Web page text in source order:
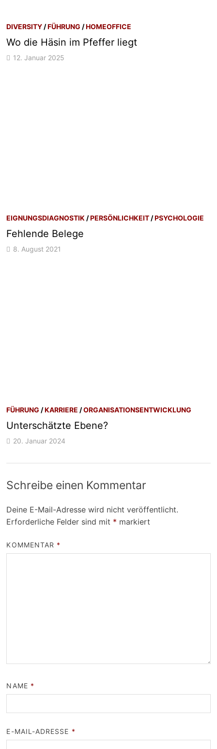
DIVERSITY /FÜHRUNG /HOMEOFFICE
Wo die Häsin im Pfeffer liegt
12. Januar 2025
EIGNUNGSDIAGNOSTIK /PERSÖNLICHKEIT /PSYCHOLOGIE
Fehlende Belege
8. August 2021
FÜHRUNG /KARRIERE /ORGANISATIONSENTWICKLUNG
Unterschätzte Ebene?
20. Januar 2024
Schreibe einen Kommentar
Deine E-Mail-Adresse wird nicht veröffentlicht.
Erforderliche Felder sind mit * markiert
KOMMENTAR *
NAME *
E-MAIL-ADRESSE *